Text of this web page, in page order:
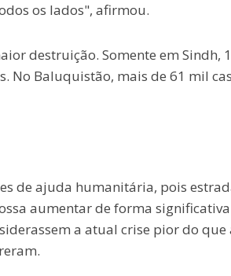
os lados", afirmou.
destruição. Somente em Sindh,
No Baluquistão, mais de 61 mil
de ajuda humanitária, pois
aumentar de forma
a atual crise pior do que